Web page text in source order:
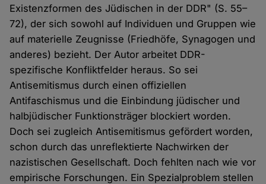
Existenzformen des Jüdischen in der DDR" (S. 55–
72), der sich sowohl auf Individuen und Gruppen wie
auf materielle Zeugnisse (Friedhöfe, Synagogen und
anderes) bezieht. Der Autor arbeitet DDR-
spezifische Konfliktfelder heraus. So sei
Antisemitismus durch einen offiziellen
Antifaschismus und die Einbindung jüdischer und
halbjüdischer Funktionsträger blockiert worden.
Doch sei zugleich Antisemitismus gefördert worden,
schon durch das unreflektierte Nachwirken der
nazistischen Gesellschaft. Doch fehlten nach wie vor
empirische Forschungen. Ein Spezialproblem stellen